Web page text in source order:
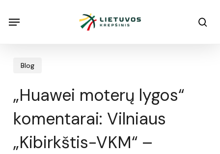
Menu
Blog
„Huawei moterų lygos“
komentarai: Vilniaus
„Kibirkštis-VKM“ –